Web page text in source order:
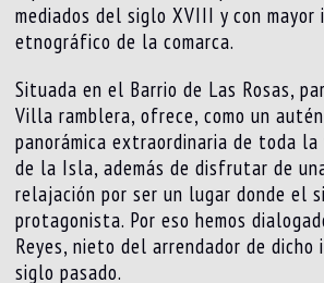
mediados del siglo XVIII y con mayor
etnográfico de la comarca.
Situada en el Barrio de Las Rosas,
Villa ramblera, ofrece, como un
panorámica extraordinaria de toda
de la Isla, además de disfrutar de
relajación por ser un lugar donde el
protagonista. Por eso hemos
Reyes, nieto del arrendador de dicho
siglo pasado.